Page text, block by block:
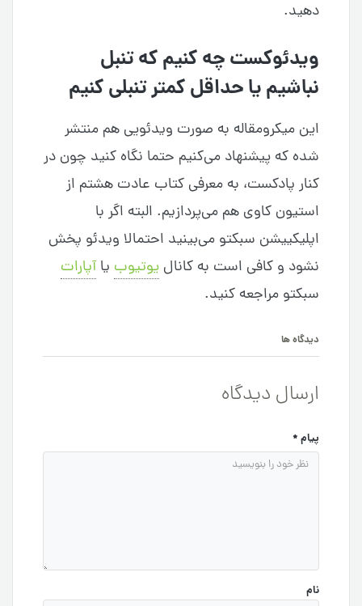
دهید.
ویدئوکست چه کنیم که تنبل
نباشیم یا حداقل کمتر تنبلی کنیم
این میکرومقاله به صورت ویدئویی هم منتشر
شده که پیشنهاد می‌کنیم حتما نگاه کنید چون در
کنار پادکست، به معرفی کتاب عادت هشتم از
استیون کاوی هم می‌پردازیم. البته اگر با
اپلیکییشن سبکتو می‌بینید احتمالا ویدئو پخش
نشود و کافی است به کانالیوتیوب یاآپارات
سبکتو مراجعه کنید.
دیدگاه ها
ارسال دیدگاه
پیام*
نام